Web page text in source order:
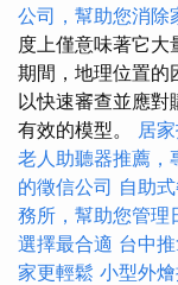
公司，幫助您消除
度上僅意味著它大
期間，地理位置的
以快速審查並應對
有效的模型。 居
老人助聽器推薦，
的徵信公司 自助
務所，幫助您管理
選擇最合適 台中
家更輕鬆 小型外